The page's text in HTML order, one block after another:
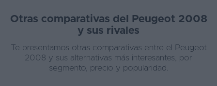
Otras comparativas del Peugeot 2008
y sus rivales
Te presentamos otras comparativas entre el Peugeot
2008 y sus alternativas más interesantes, por
segmento, precio y popularidad.